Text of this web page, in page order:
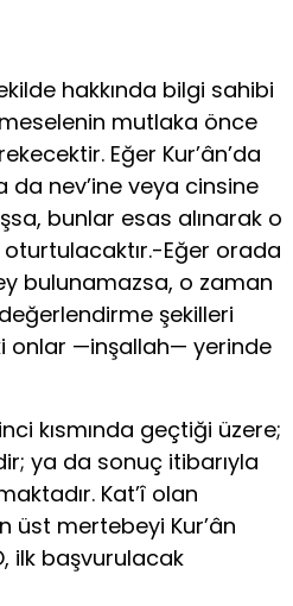
hakkında bilgi sahibi
mutlaka önce
Eğer Kur’ân’da
da nev’ine veya cinsine
bunlar esas alınarak o
Eğer orada
buluna­mazsa, o zaman
şekilleri
onlar —inşallah— yerinde
kısmında geçtiği üzere;
ya da sonuç itibarıyla
Kat’î olan
üst mertebeyi Kur’ân
ilk başvurulacak